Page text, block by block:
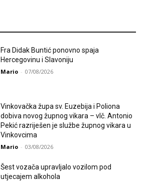
Fra Didak Buntić ponovno spaja
Hercegovinu i Slavoniju
Mario - 07/08/2026
Vinkovačka župa sv. Euzebija i Poliona
dobiva novog župnog vikara – vlč. Antonio
Pekić razriješen je službe župnog vikara u
Vinkovcima
Mario - 03/08/2026
Šest vozača upravljalo vozilom pod
utjecajem alkohola